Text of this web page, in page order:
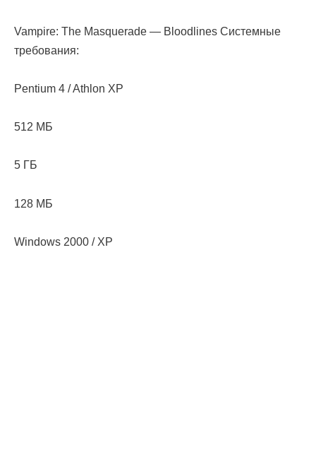
Vampire: The Masquerade — Bloodlines Системные
требования:
Pentium 4 / Athlon XP
512 МБ
5 ГБ
128 МБ
Windows 2000 / XP